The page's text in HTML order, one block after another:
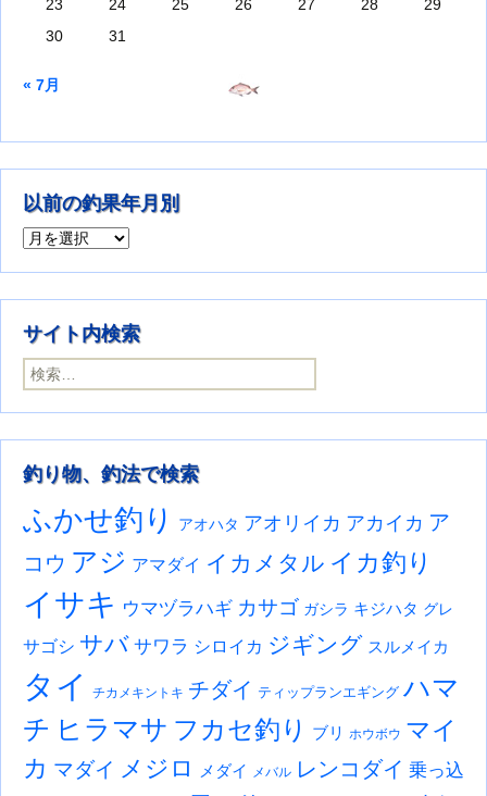
23
24 25 26 27 28
29
30
31
« 7月
以前の釣果年月別
以前の釣果年月別
サイト内検索
検索:
釣り物、釣法で検索
ふかせ釣り アオハタ アオリイカ アカイカ ア
コウ アジ アマダイ イカメタル イカ釣り
イサキ ウマヅラハギ カサゴ ガシラ キジハタ グレ
サゴシ サバ サワラ シロイカ ジギング スルメイカ
タイ チカメキントキ チダイ ティップランエギング ハマ
チ ヒラマサ フカセ釣り ブリ ホウボウ マイ
カ マダイ メジロ メダイ メバル レンコダイ 乗っ込